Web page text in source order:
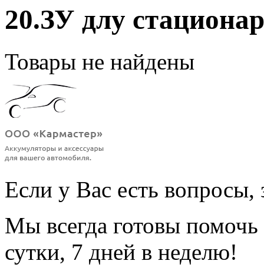
20.ЗУ длу
Товары не найдены
Если у Вас есть вопросы,
Мы всегда готовы
сутки, 7 дней в неделю!